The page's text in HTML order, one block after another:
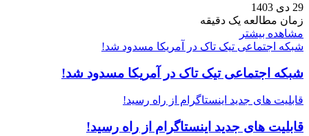
29 دی 1403
زمان مطالعه یک دقیقه
مشاهده بیشتر
شبکه اجتماعی تیک تاک در آمریکا مسدود شد!
شبکه اجتماعی تیک تاک در آمریکا مسدود شد!
قابلیت های جدید اینستاگرام از راه رسید!
قابلیت های جدید اینستاگرام از راه رسید!